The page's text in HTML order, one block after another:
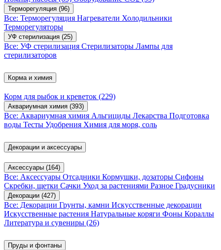
Терморегуляция (96)
Все: Терморегуляция Нагреватели Холодильники
Терморегуляторы
УФ стерилизация (25)
Все: УФ стерилизация Стерилизаторы Лампы для
стерилизаторов
Корма и химия
Корм для рыбок и креветок (229)
Аквариумная химия (393)
Все: Аквариумная химия Альгициды Лекарства Подготовка
воды Тесты Удобрения Химия для моря, соль
Декорации и аксессуары
Аксессуары (164)
Все: Аксессуары Отсадники Кормушки, дозаторы Сифоны
Скребки, щетки Сачки Уход за растениями Разное Градусники
Декорации (427)
Все: Декорации Грунты, камни Искусственные декорации
Искусственные растения Натуральные коряги Фоны Кораллы
Литература и сувениры (26)
Пруды и фонтаны